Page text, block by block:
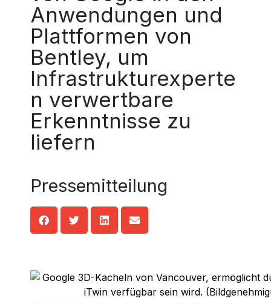
Anwendungen und
Plattformen von
Bentley, um
Infrastrukturexperte
n verwertbare
Erkenntnisse zu
liefern
Pressemitteilung